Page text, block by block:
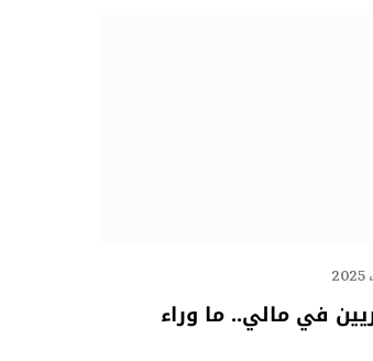
في مالي.. ما وراء